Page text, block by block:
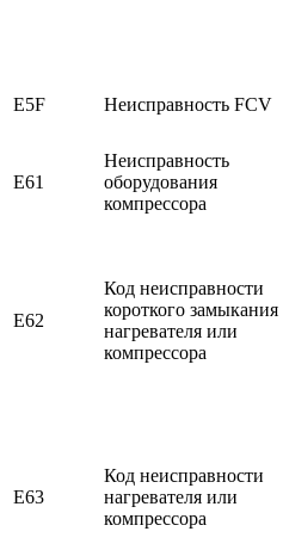
E5F Неисправность FCV
E61
Неисправность
оборудования
компрессора
E62
Код неисправности
короткого замыкания
нагревателя или
компрессора
E63
Код неисправности
нагревателя или
компрессора